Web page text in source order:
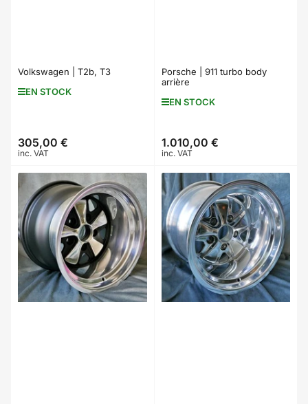
Volkswagen | T2b, T3
EN STOCK
Prix
305,00 €
inc. VAT
Porsche | 911 turbo body
arrière
EN STOCK
Prix
1.010,00 €
inc. VAT